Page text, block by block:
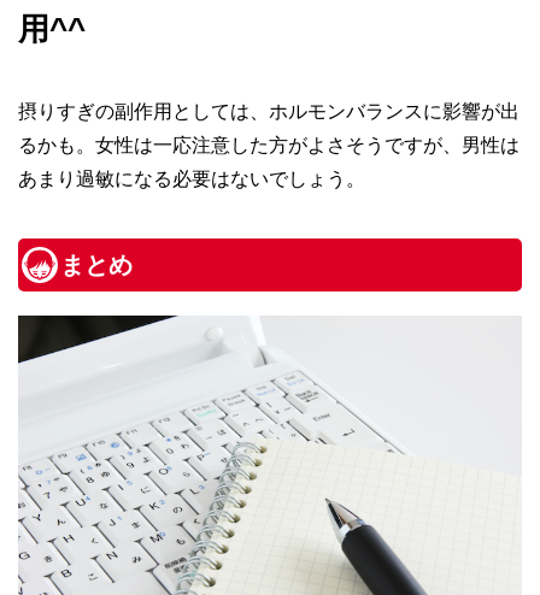
用^^
摂りすぎの副作用としては、ホルモンバランスに影響が出
るかも。女性は一応注意した方がよさそうですが、男性は
あまり過敏になる必要はないでしょう。
まとめ